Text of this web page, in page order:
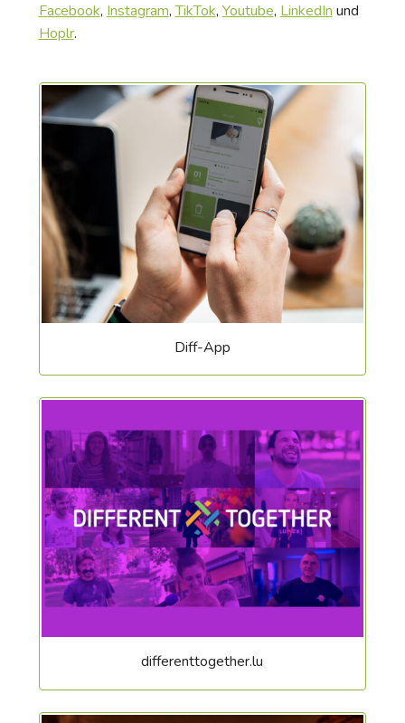
Facebook, Instagram,TikTok, Youtube, LinkedIn und
Hoplr.
Diff-App
differenttogether.lu